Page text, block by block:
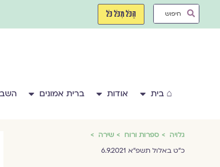
Search
הַכֹּל מִכֹּל כֹּל
⌂ בית אודות ברית אמונים
גלויה ספרות ורוח
שירה
כ"ט באלול תשפ"א 6.9.2021